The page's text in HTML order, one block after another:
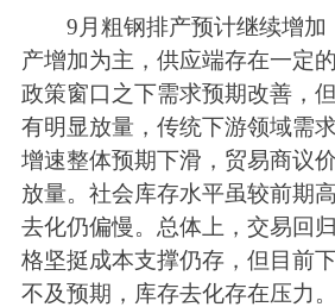
9月粗钢排产预计继续增加
产增加为主，供应端存在一定
政策窗口之下需求预期改善，
有明显放量，传统下游领域需
增速整体预期下滑，贸易商议
放量。社会库存水平虽较前期
去化仍偏慢。总体上，交易回
格坚挺成本支撑仍存，但目前
不及预期，库存去化存在压力